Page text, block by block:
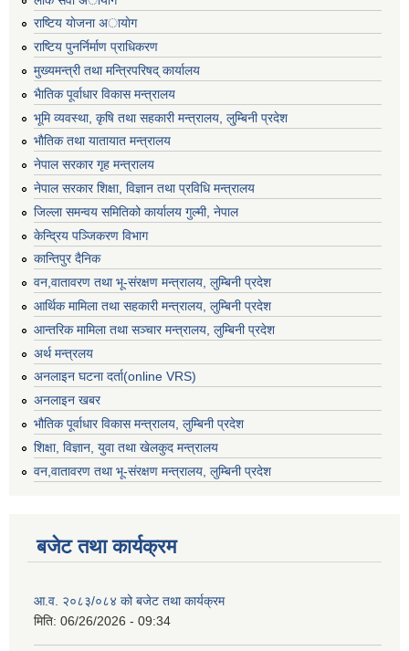
राष्टिय याेजना अायाेग
राष्टिय पुनर्निर्माण प्राधिकरण
मुख्यमन्त्री तथा मन्त्रिपरिषद् कार्यालय
भैातिक पूर्वाधार विकास मन्त्रालय
भूमि व्यवस्था, कृषि तथा सहकारी मन्त्रालय, लु्म्बिनी प्रदेश
भाैतिक तथा यातायात मन्त्रालय
नेपाल सरकार गृह मन्त्रालय
नेपाल सरकार शिक्षा, विज्ञान तथा प्रविधि मन्त्रालय
जिल्ला समन्वय समितिको कार्यालय गुल्मी, नेपाल
केन्द्रिय पञ्जिकरण विभाग
कान्तिपुर दैनिक
वन,वातावरण तथा भू-संरक्षण मन्त्रालय, लुम्बिनी प्रदेश
आर्थिक मामिला तथा सहकारी मन्त्रालय, लुम्बिनी प्रदेश
आन्तरिक मामिला तथा सञ्चार मन्त्रालय, लुम्बिनी प्रदेश
अर्थ मन्त्रलय
अनलाइन घटना दर्ता(online VRS)
अनलाइन खबर
भौतिक पूर्वाधार विकास मन्त्रालय, लुम्बिनी प्रदेश
शिक्षा, विज्ञान, युवा तथा खेलकुद मन्‍‍त्रालय
वन,वातावरण तथा भू-संरक्षण मन्त्रालय, लुम्बिनी प्रदेश
बजेट तथा कार्यक्रम
आ.व. २०८३/०८४ को बजेट तथा कार्यक्रम
मिति: 06/26/2026 - 09:34